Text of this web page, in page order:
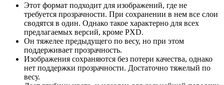
Этот формат подходит для изображений, где не
требуется прозрачности. При сохранении в нем все слои
сводятся в один. Однако такое характерно для всех
предлагаемых версий, кроме PXD.
Он тяжелее предыдущего по весу, но при этом
поддерживает прозрачность.
Изображения сохраняются без потери качества, однако
нет поддержки прозрачности. Достаточно тяжелый по
весу.